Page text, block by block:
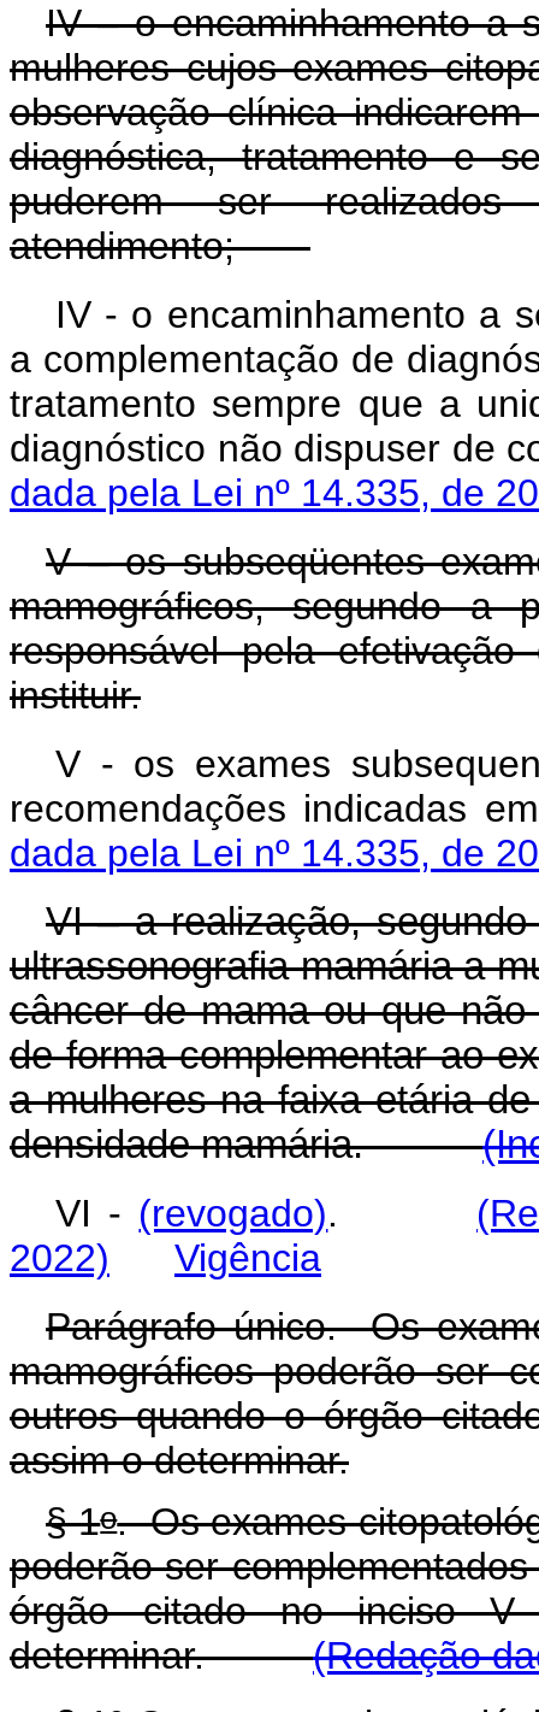
IV – o encaminhamento a
mulheres cujos exames
observação clínica
diagnóstica, tratamento e
puderem ser
atendimento;
IV - o encaminhamento a
a complementação de
tratamento sempre que a
diagnóstico não dispuser de
dada pela Lei nº 14.335, de
V – os subseqüentes
mamográficos, segundo a
responsável pela
instituir.
V - os exames
recomendações indicadas
dada pela Lei nº 14.335, de
VI – a realização,
ultrassonografia mamária a
câncer de mama ou que
de forma complementar ao
a mulheres na faixa etária
densidade mamária.
VI - (revogado).
2022)
Vigência
Parágrafo único. Os
mamográficos poderão ser
outros quando o órgão
assim o determinar.
§ 1o. Os exames
poderão ser
órgão citado no inciso
determinar.(Redação